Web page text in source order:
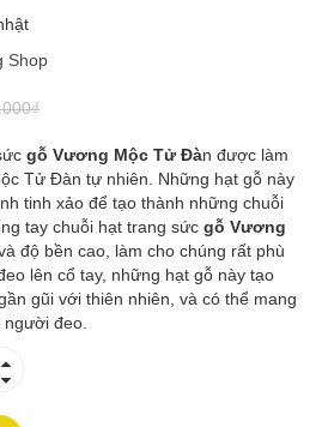
Shop
gỗ Vương Mộc Tử Đàn được làm
Tử Đàn tự nhiên. Những hạt gỗ này
tinh xảo để tạo thành những chuỗi
tay chuỗi hạt trang sức gỗ Vương
độ bền cao, làm cho chúng rất phù
lên cổ tay, những hạt gỗ này tạo
gũi với thiên nhiên, và có thể mang
đeo.